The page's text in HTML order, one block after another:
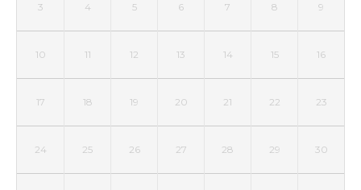
3 4 5 6 7 8 9
10 11 12 13 14 15 16
17 18 19 20 21 22 23
24 25 26 27 28 29 30